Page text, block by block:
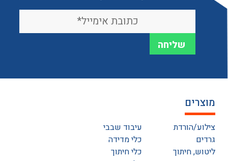
מוצרים
צילוע/הורדת
גרדים
ליטוש, חיתוך
עיבוד שבבי
כלי מדידה
כלי חיתוך